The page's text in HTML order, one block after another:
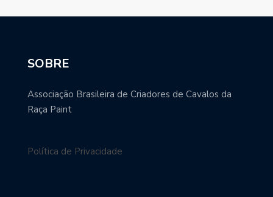
SOBRE
Associação Brasileira de Criadores de Cavalos da
Raça Paint
Política de Privacidade